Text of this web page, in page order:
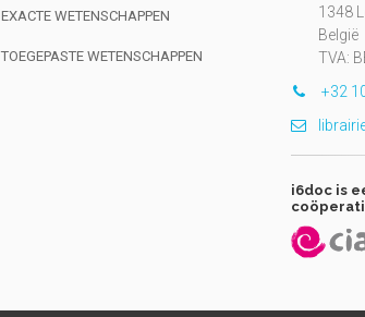
EXACTE WETENSCHAPPEN
TOEGEPASTE WETENSCHAPPEN
1348
België
TVA:
+32
i6doc is